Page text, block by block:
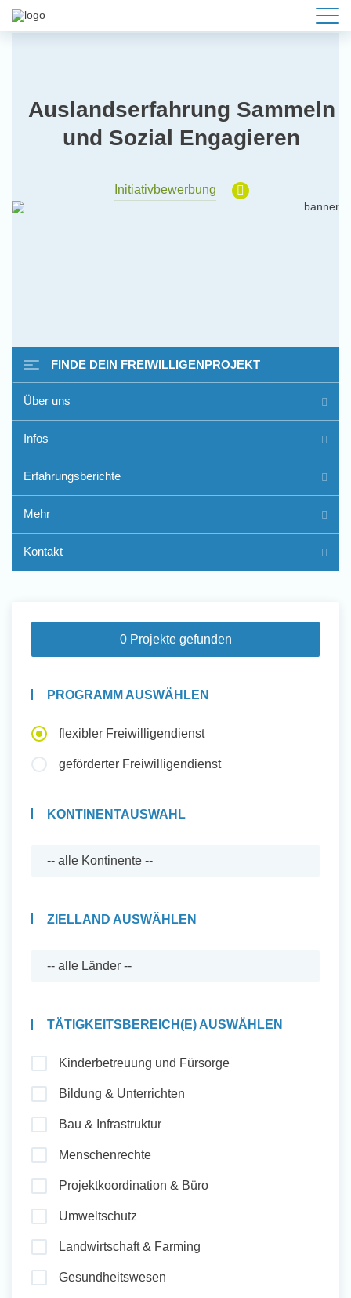
Auslandserfahrung Sammeln
und Sozial Engagieren
Initiativbewerbung
Freiwilligenarbeit im Ausland
- Erfahrungsberichte
Auslandserfahrung Sammeln
und Sozial Engagieren
Initiativbewerbung
Auslandserfahrung Sammeln
Initiativbewerbung
FINDE DEIN FREIWILLIGENPROJEKT
Über uns
Infos
Erfahrungsberichte
Mehr
Kontakt
0 Projekte gefunden
PROGRAMM AUSWÄHLEN
flexibler Freiwilligendienst
geförderter Freiwilligendienst
KONTINENTAUSWAHL
ZIELLAND AUSWÄHLEN
TÄTIGKEITSBEREICH(E) AUSWÄHLEN
Kinderbetreuung und Fürsorge
Bildung & Unterrichten
Bau & Infrastruktur
Menschenrechte
Projektkoordination & Büro
Umweltschutz
Landwirtschaft & Farming
Gesundheitswesen